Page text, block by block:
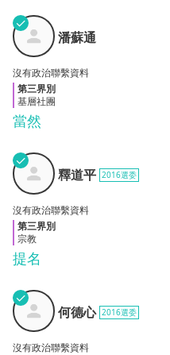
潘蘇
通
✓
當然
潘蘇通
沒有政治聯繫資料
第三界別
基層社團
釋道
平
✓
提名
釋道平 2016選委
沒有政治聯繫資料
第三界別
宗教
何德
心
✓
何德心 2016選委
沒有政治聯繫資料